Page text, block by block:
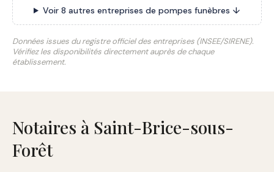
Voir 8 autres entreprises de pompes funèbres ↓
Données issues du registre officiel des entreprises (INSEE/SIRENE).
Vérifiez les disponibilités directement auprès de chaque
établissement.
Notaires à Saint-Brice-sous-
Forêt